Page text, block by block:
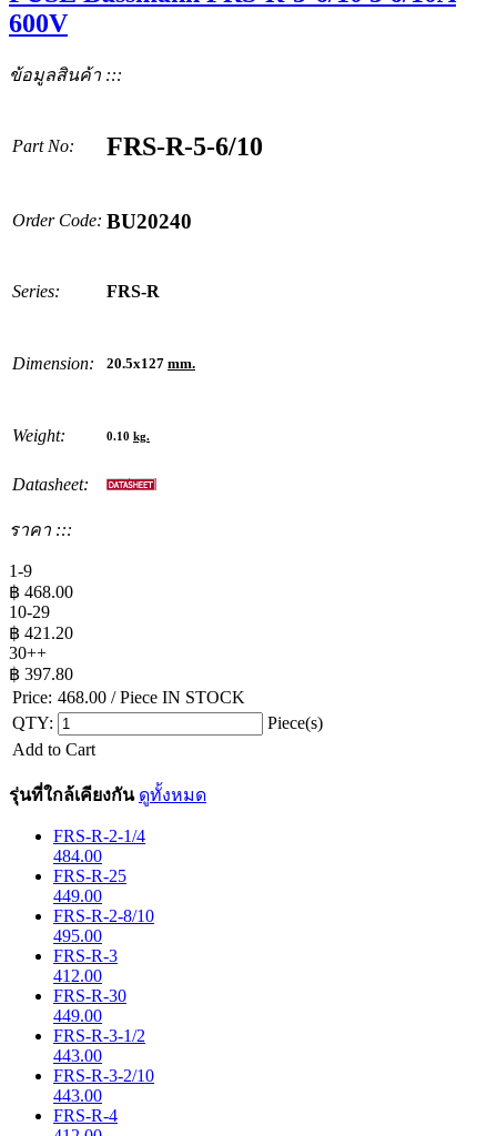
600V
ข้อมูลสินค้า :::
Part No: FRS-R-5-6/10
Order Code: BU20240
Series: FRS-R
Dimension: 20.5x127 mm.
Weight: 0.10 kg.
Datasheet:
ราคา :::
1-9
฿ 468.00
10-29
฿ 421.20
30++
฿ 397.80
Price: 468.00 / Piece IN STOCK
QTY:
Piece(s)
Add to Cart
รุ่นที่ใกล้เคียงกัน ดูทั้งหมด
FRS-R-2-1/4
484.00
FRS-R-25
449.00
FRS-R-2-8/10
495.00
FRS-R-3
412.00
FRS-R-30
449.00
FRS-R-3-1/2
443.00
FRS-R-3-2/10
443.00
FRS-R-4